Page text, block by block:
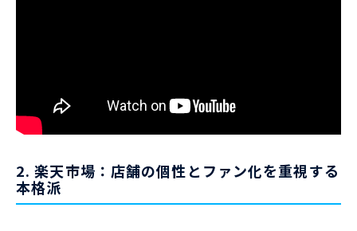
2. 楽天市場：店舗の個性とファン化を重視する
本格派